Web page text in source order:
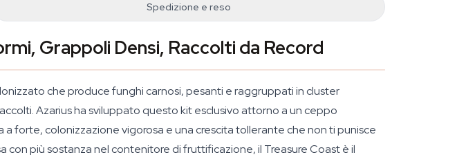
Spedizione e reso
Grappoli Densi, Raccolti da Record
che produce funghi carnosi, pesanti e raggruppati in cluster
Azarius ha sviluppato questo kit esclusivo attorno a un ceppo
forte, colonizzazione vigorosa e una crescita tollerante che non ti punisce
più sostanza nel contenitore di fruttificazione, il Treasure Coast è il